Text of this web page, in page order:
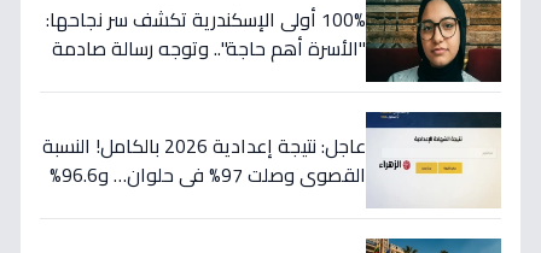
100% أولى الإسكندرية تكشف سر نجاحها:
"الأسرة أهم حاجة".. وتوجه رسالة صادمة
عاجل: نتيجة إعدادية 2026 بالكامل! النسبة
القصوى وصلت 97% في حلوان… و96.6%